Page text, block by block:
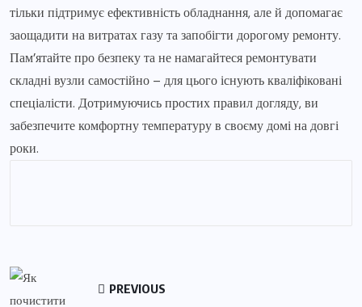
тільки підтримує ефективність обладнання, але й допомагає
заощадити на витратах газу та запобігти дорогому ремонту.
Пам’ятайте про безпеку та не намагайтеся ремонтувати
складні вузли самостійно – для цього існують кваліфіковані
спеціалісти. Дотримуючись простих правил догляду, ви
забезпечите комфортну температуру в своєму домі на довгі
роки.
PREVIOUS